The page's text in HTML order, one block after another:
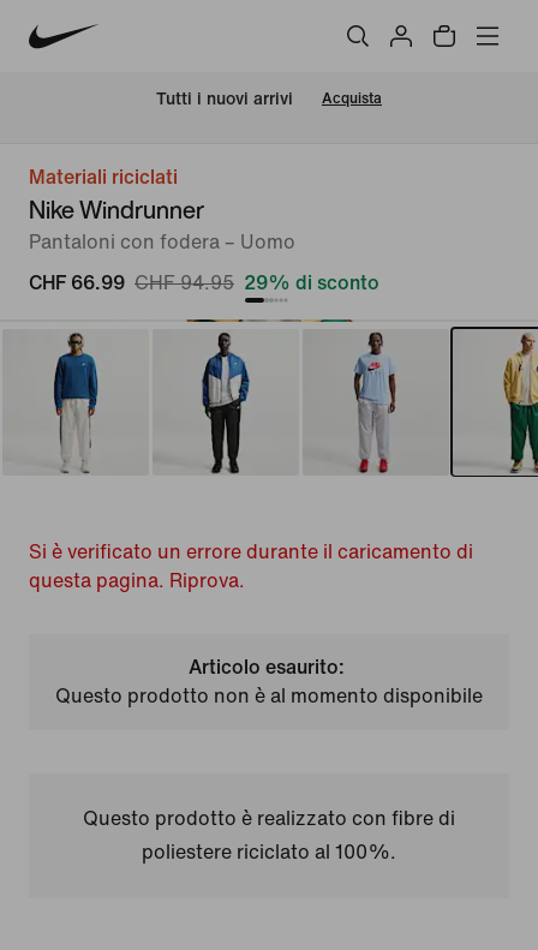
Tutti i nuovi arrivi Acquista
Materiali riciclati
Nike Windrunner
Pantaloni con fodera – Uomo
CHF 66.99 CHF 94.95 29% di sconto
Si è verificato un errore durante il caricamento di
questa pagina. Riprova.
Articolo esaurito:
Questo prodotto non è al momento disponibile
Questo prodotto è realizzato con fibre di
poliestere riciclato al 100%.